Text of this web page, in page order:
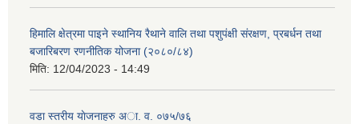
हिमालि क्षेत्रमा पाइने स्थानिय रैथाने वालि तथा पशुपंक्षी संरक्षण, प्रबर्धन तथा
बजारिबरण रणनीतिक योजना (२०८०/८४)
मिति: 12/04/2023 - 14:49
वडा स्तरीय याेजनाहरु अा. व. ०७५/७६